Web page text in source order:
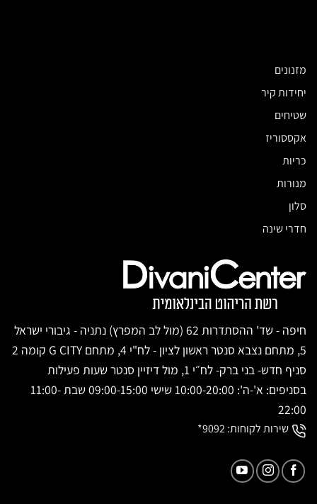
מזנונים
יחידות קיר
שטיחים
אקססוריז
כריות
מנורות
סלון
חדרי שינה
חיפה - שד' ההסתדרות 62 (מול לב המפרץ) נתניה - גיבורי ישראל
5, מתחם נצבא סנטר ראשון לציון - לח"י 4, מתחם G CITY קומה 2
סניף חדש- בני ברק- לח״י 1, מול דיזיין סנטר שעות פעילות
בסניפים: א'-ה': 10:00-20:00 שישי 09:00-15:00 שבת 11:00-
22:00
שירות לקוחות:9092*